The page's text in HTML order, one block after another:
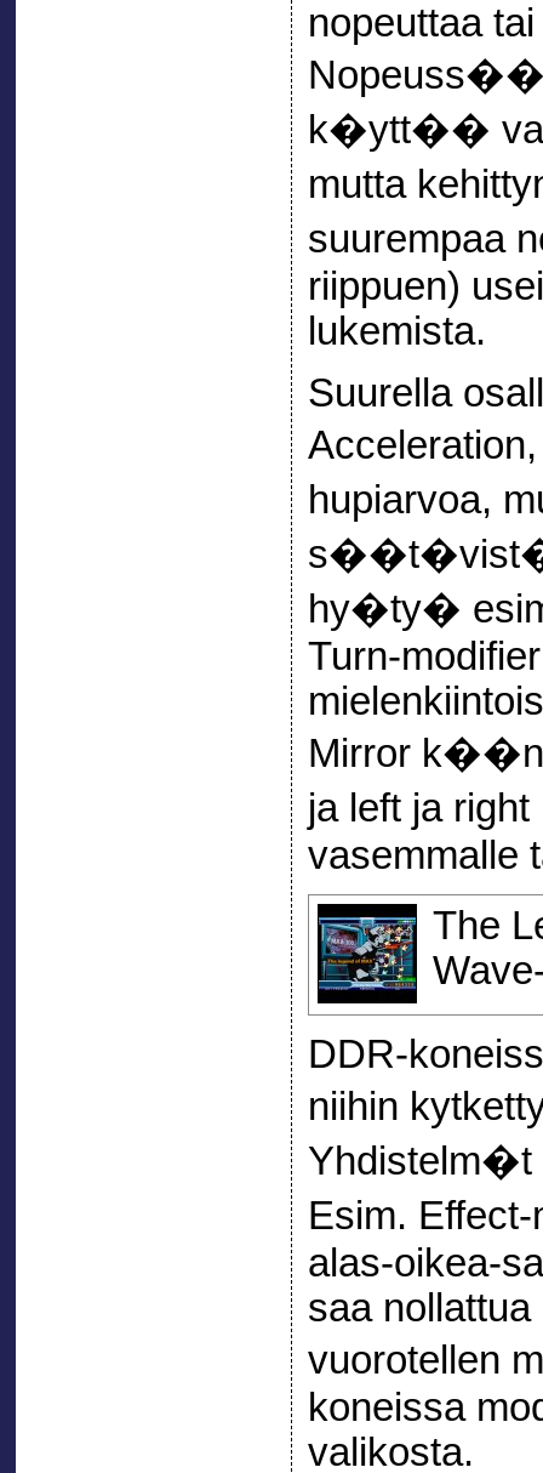
nopeuttaa
k�ytt��
mutta
suurempaa
riippuen)
lukemista.
Suurella
hupiarvoa,
s��t�vist�
hy�ty�
Turn-
Mirror
ja left ja
vasemmalle
The
DDR-
niihin
Yhdistelm�t
Esim.
alas-oikea-
saa
vuorotellen
koneissa
valikosta.